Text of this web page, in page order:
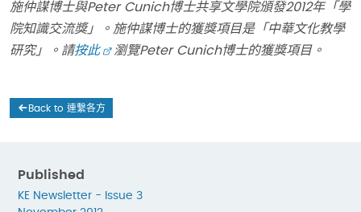
施仲謀博士與Peter Cunich博士共享文學院頒發2012年「學
院知識交流獎」。施仲謀博士的獲獎項目是「中華文化教學
研究」。請按此 瀏覽Peter Cunich博士的獲獎項目。
Back to 連繫各方
Published
KE Newsletter - Issue 3